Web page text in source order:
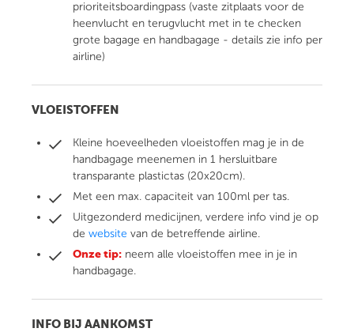
prioriteitsboardingpass (vaste zitplaats voor de
heenvlucht en terugvlucht met in te checken
grote bagage en handbagage - details zie info per
airline)
VLOEISTOFFEN
Kleine hoeveelheden vloeistoffen mag je in de
handbagage meenemen in 1 hersluitbare
transparante plastictas (20x20cm).
Met een max. capaciteit van 100ml per tas.
Uitgezonderd medicijnen, verdere info vind je op
de website van de betreffende airline.
Onze tip: neem alle vloeistoffen mee in je in
handbagage.
INFO BIJ AANKOMST